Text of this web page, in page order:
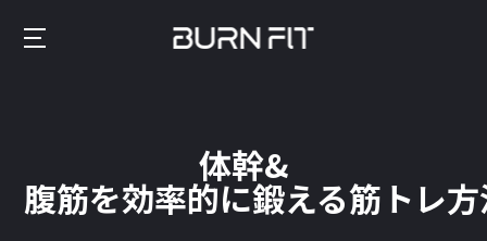
体幹&
腹筋を効率的に鍛える筋トレ